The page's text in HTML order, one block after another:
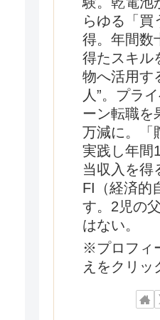
らゆる「買
得。年間数
得たスキル
物へ活用す
人”。プラ
ーン転職を
万減に。「
実践し年間
当収入を得
FI（経済的
す。2児の
はない。
※プロフィ
えをクリッ